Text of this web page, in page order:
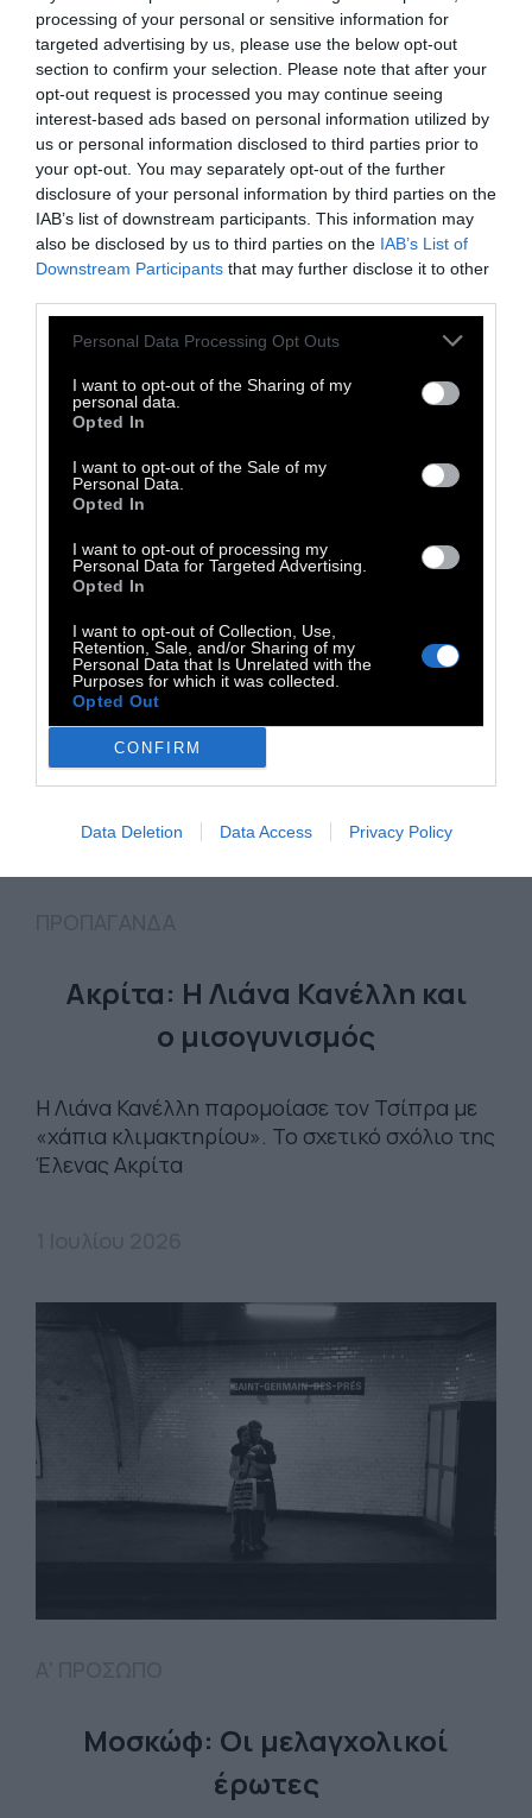
processing of your personal or sensitive information for
targeted advertising by us, please use the below opt-out
section to confirm your selection. Please note that after your
opt-out request is processed you may continue seeing
interest-based ads based on personal information utilized by
us or personal information disclosed to third parties prior to
your opt-out. You may separately opt-out of the further
disclosure of your personal information by third parties on the
IAB’s list of downstream participants. This information may
also be disclosed by us to third parties on the IAB’s List of
Downstream Participants that may further disclose it to other
Personal Data Processing Opt Outs
I want to opt-out of the Sharing of my
personal data.
Opted In
I want to opt-out of the Sale of my
Personal Data.
Opted In
I want to opt-out of processing my
Personal Data for Targeted Advertising.
Opted In
I want to opt-out of Collection, Use,
Retention, Sale, and/or Sharing of my
Personal Data that Is Unrelated with the
Purposes for which it was collected.
Opted Out
CONFIRM
Data Deletion Data Access Privacy Policy
Α' ΠΡΟΣΩΠΟ
Φρομ: Η Τέχνη της Αγάπης
«Αν πραγματικά αγαπώ έναν άνθρωπο,
αγαπώ όλους τους ανθρώπους»
10 Ιουλίου 2026
Ακρίτα: Η Λιάνα Κανέλλη και
ο μισογυνισμός
Η Λιάνα Κανέλλη παρομοίασε τον Τσίπρα με
«χάπια κλιμακτηρίου». Το σχετικό σχόλιο της
Έλενας Ακρίτα
Μοσκώφ: Οι μελαγχολικοί
έρωτες